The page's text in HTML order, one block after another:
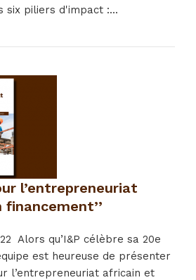
six piliers d'impact :...
l’entrepreneuriat
Alors qu’I&P célèbre sa 20e
est heureuse de présenter
l’entrepreneuriat africain et